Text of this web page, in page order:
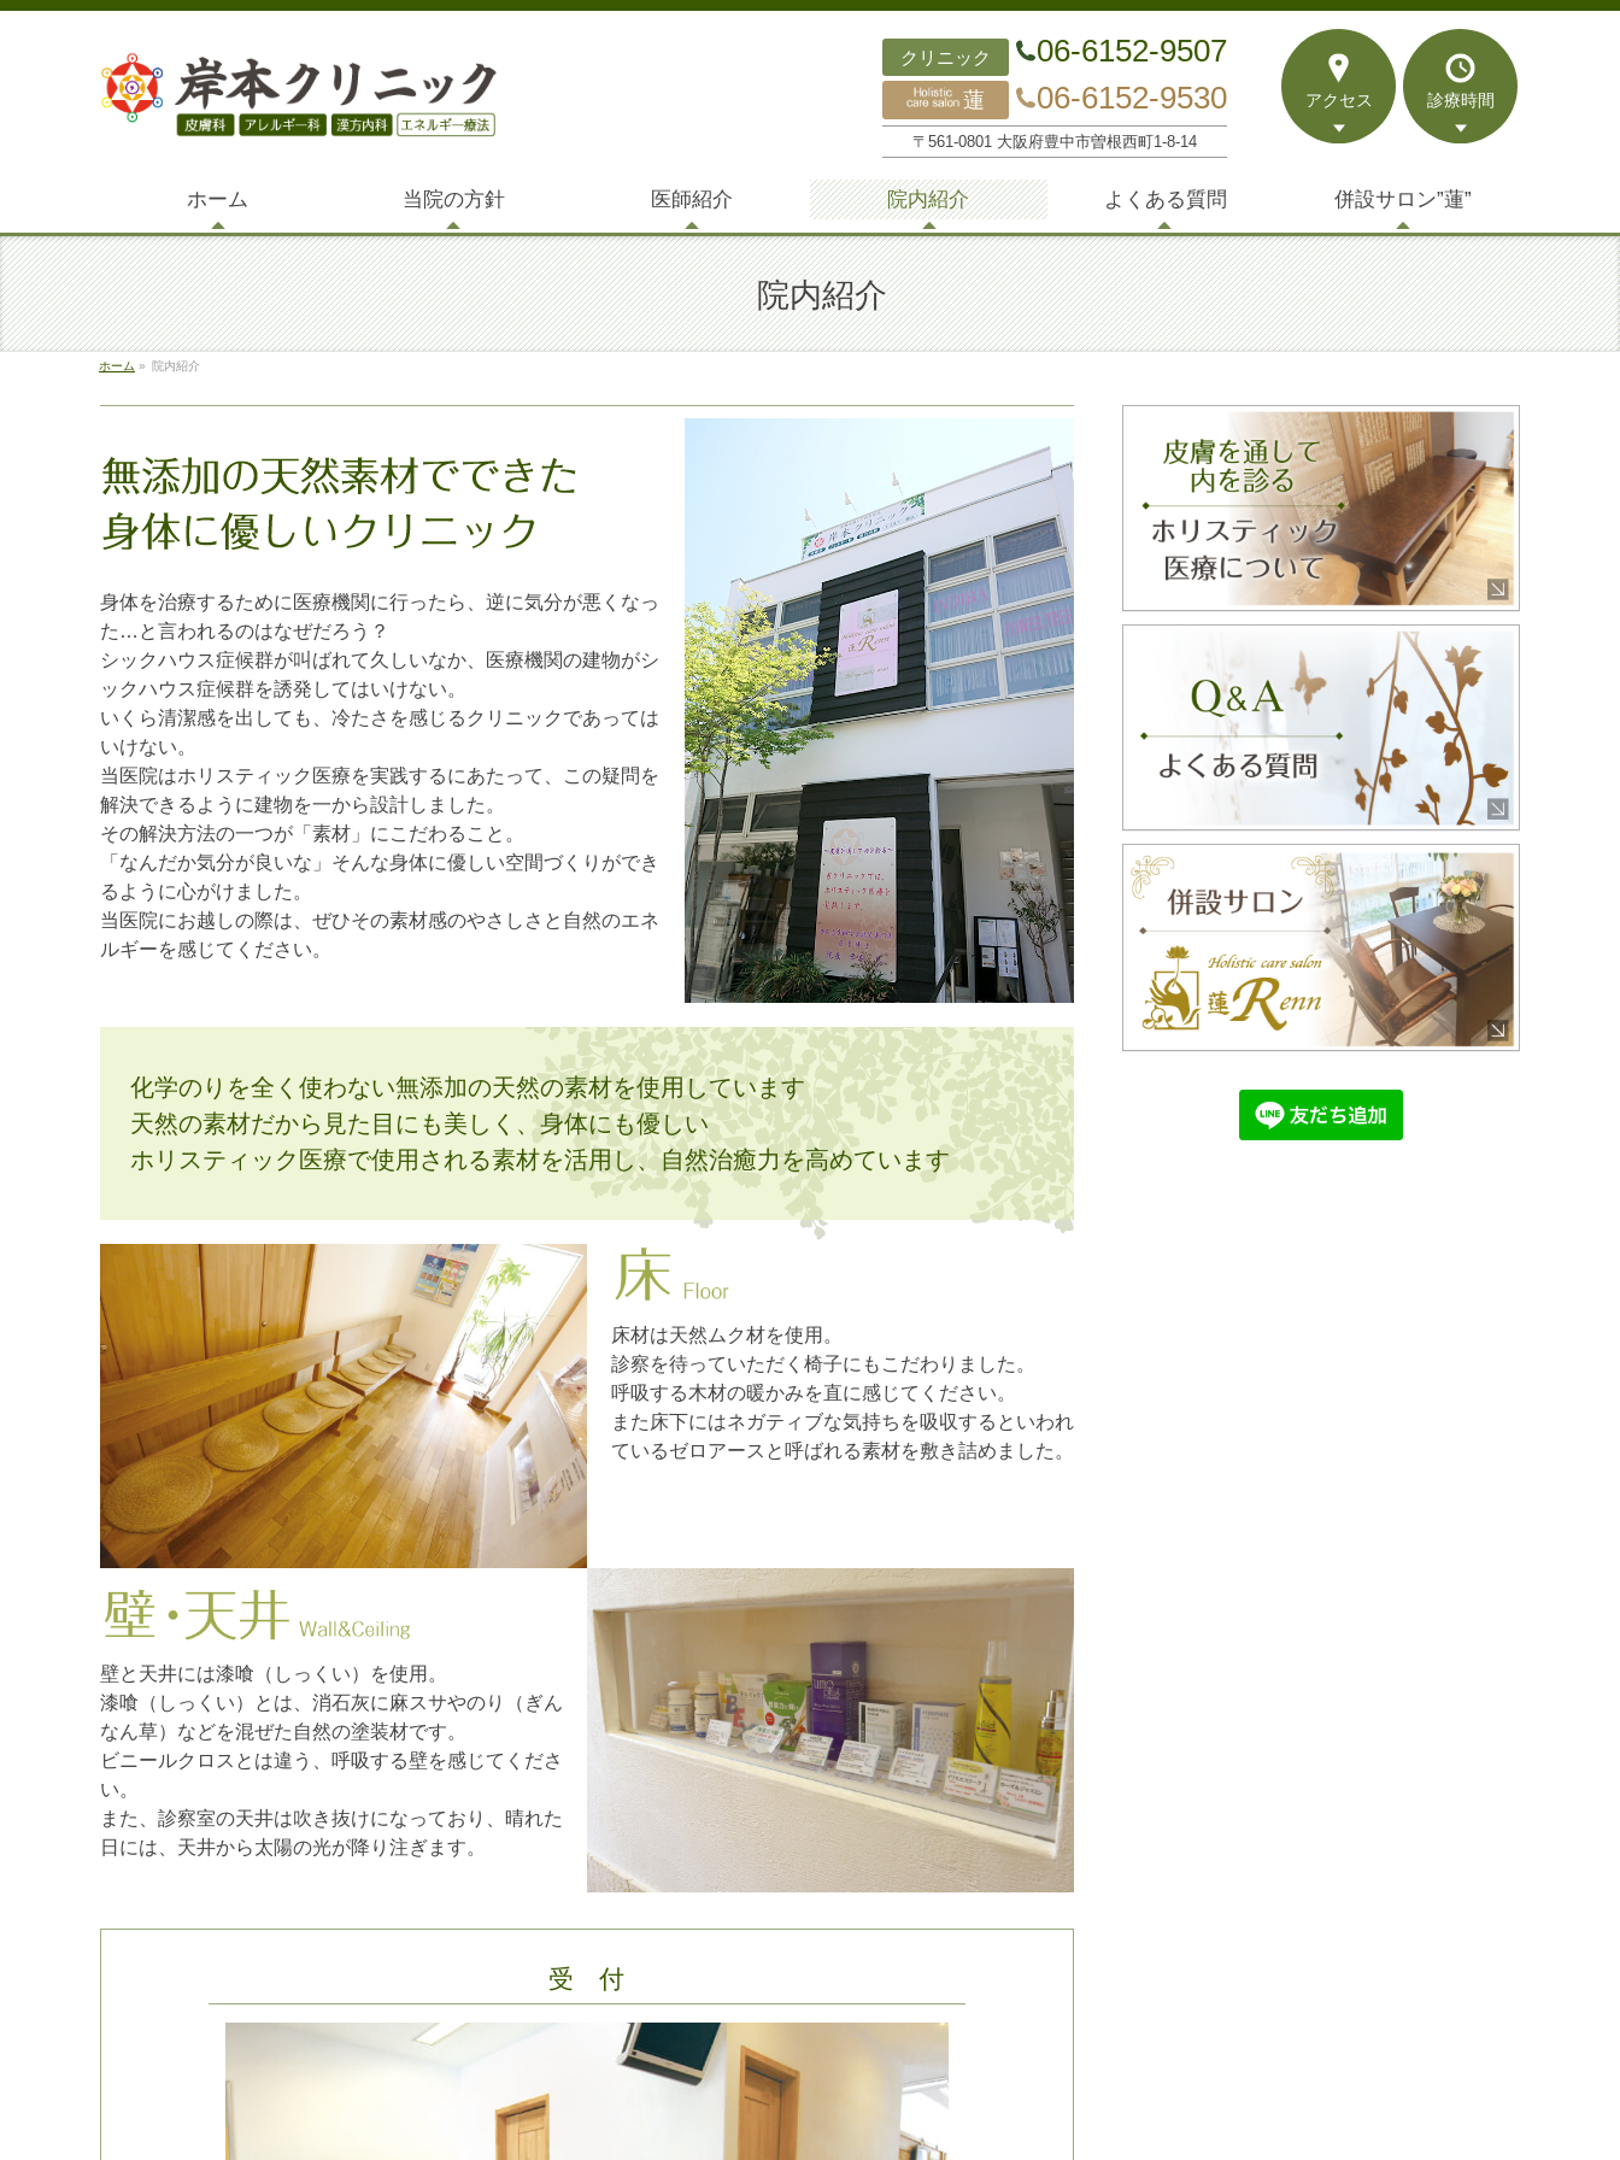
クリニック 06-6152-9507
蓮 06-6152-9530
〒561-0801 大阪府豊中市曽根西町1-8-14
アクセス 診療時間
ホーム 当院の方針 医師紹介 院内紹介 よくある質問 併設サロン”蓮”
院内紹介
ホーム » 院内紹介
身体を治療するために医療機関に行ったら、逆に気分が悪くなっ
た…と言われるのはなぜだろう？
シックハウス症候群が叫ばれて久しいなか、医療機関の建物がシ
ックハウス症候群を誘発してはいけない。
いくら清潔感を出しても、冷たさを感じるクリニックであっては
いけない。
当医院はホリスティック医療を実践するにあたって、この疑問を
解決できるように建物を一から設計しました。
その解決方法の一つが「素材」にこだわること。
「なんだか気分が良いな」そんな身体に優しい空間づくりができ
るように心がけました。
当医院にお越しの際は、ぜひその素材感のやさしさと自然のエネ
ルギーを感じてください。
化学のりを全く使わない無添加の天然の素材を使用しています
天然の素材だから見た目にも美しく、身体にも優しい
ホリスティック医療で使用される素材を活用し、自然治癒力を高めています
床材は天然ムク材を使用。
診察を待っていただく椅子にもこだわりました。
呼吸する木材の暖かみを直に感じてください。
また床下にはネガティブな気持ちを吸収するといわれ
ているゼロアースと呼ばれる素材を敷き詰めました。
壁と天井には漆喰（しっくい）を使用。
漆喰（しっくい）とは、消石灰に麻スサやのり（ぎん
なん草）などを混ぜた自然の塗装材です。
ビニールクロスとは違う、呼吸する壁を感じてくださ
い。
また、診察室の天井は吹き抜けになっており、晴れた
日には、天井から太陽の光が降り注ぎます。
受 付